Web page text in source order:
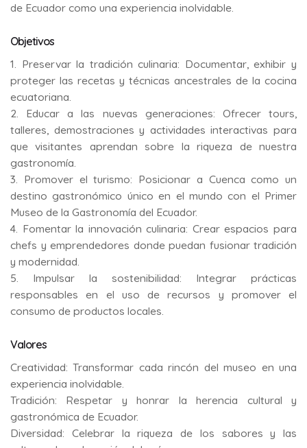
de Ecuador como una experiencia inolvidable.
Objetivos
1. Preservar la tradición culinaria: Documentar, exhibir y
proteger las recetas y técnicas ancestrales de la cocina
ecuatoriana.
2. Educar a las nuevas generaciones: Ofrecer tours,
talleres, demostraciones y actividades interactivas para
que visitantes aprendan sobre la riqueza de nuestra
gastronomía.
3. Promover el turismo: Posicionar a Cuenca como un
destino gastronómico único en el mundo con el Primer
Museo de la Gastronomía del Ecuador.
4. Fomentar la innovación culinaria: Crear espacios para
chefs y emprendedores donde puedan fusionar tradición
y modernidad.
5. Impulsar la sostenibilidad: Integrar prácticas
responsables en el uso de recursos y promover el
consumo de productos locales.
Valores
Creatividad: Transformar cada rincón del museo en una
experiencia inolvidable.
Tradición: Respetar y honrar la herencia cultural y
gastronómica de Ecuador.
Diversidad: Celebrar la riqueza de los sabores y las